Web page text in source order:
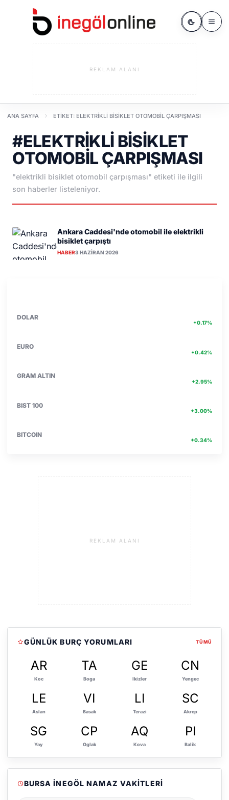
REKLAM ALANI
ANA SAYFA ETIKET: ELEKTRIKLI BISIKLET OTOMOBIL ÇARPIŞMASI
#ELEKTRIKLI BISIKLET
OTOMOBIL ÇARPIŞMASI
"elektrikli bisiklet otomobil çarpışması" etiketi ile ilgili
son haberler listeleniyor.
Ankara Caddesi'nde otomobil ile elektrikli
bisiklet çarpıştı
HABER3 HAZIRAN 2026
DOLAR
+0.17%
EURO
+0.42%
GRAM ALTIN
+2.95%
BIST 100
+3.00%
BITCOIN
+0.34%
REKLAM ALANI
GÜNLÜK BURÇ YORUMLARI TÜMÜ
AR
Koc
TA
Boga
GE
Ikizler
CN
Yengec
LE
Aslan
VI
Basak
LI
Terazi
SC
Akrep
SG
Yay
CP
Oglak
AQ
Kova
PI
Balik
BURSA İNEGÖL NAMAZ VAKITLERI